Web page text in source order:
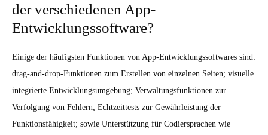
der verschiedenen App-
Entwicklungssoftware?
Einige der häufigsten Funktionen von App-Entwicklungssoftwares sind:
drag-and-drop-Funktionen zum Erstellen von einzelnen Seiten; visuelle
integrierte Entwicklungsumgebung; Verwaltungsfunktionen zur
Verfolgung von Fehlern; Echtzeittests zur Gewährleistung der
Funktionsfähigkeit; sowie Unterstützung für Codiersprachen wie